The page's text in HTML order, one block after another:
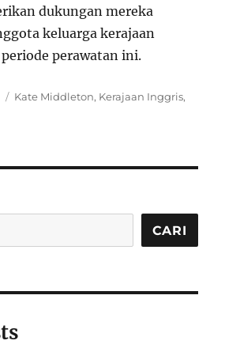
dukungan mereka
keluarga kerajaan
perawatan ini.
Tags
Kate Middleton, Kerajaan Inggris,
CARI